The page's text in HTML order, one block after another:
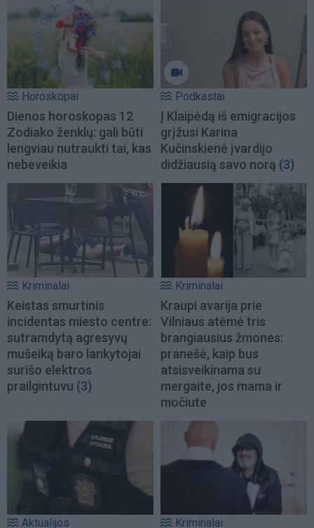
Horoskopai
Dienos horoskopas 12
Zodiako ženklų: gali būti
lengviau nutraukti tai, kas
nebeveikia
Podkastai
Į Klaipėdą iš emigracijos
grįžusi Karina
Kučinskienė įvardijo
didžiausią savo norą (3)
Kriminalai
Keistas smurtinis
incidentas miesto centre:
sutramdytą agresyvų
mušeiką baro lankytojai
surišo elektros
prailgintuvu (3)
Kriminalai
Kraupi avarija prie
Vilniaus atėmė tris
brangiausius žmones:
pranešė, kaip bus
atsisveikinama su
mergaite, jos mama ir
močiute
Aktualijos Kriminalai